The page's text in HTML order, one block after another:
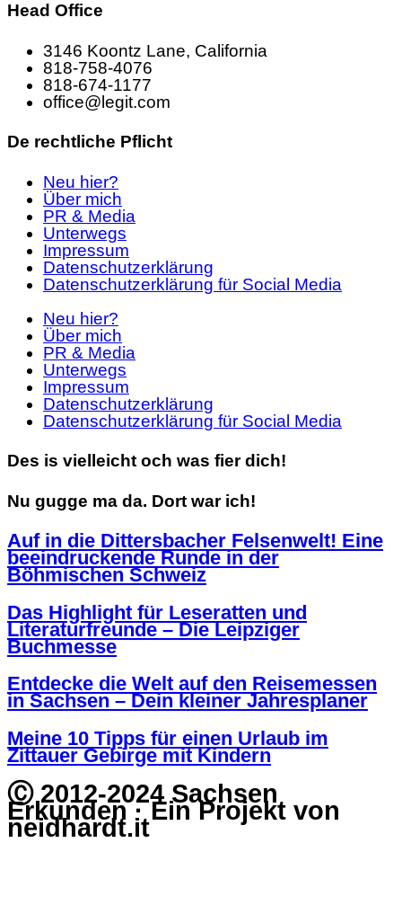
Head Office
3146 Koontz Lane, California
818-758-4076
818-674-1177
office@legit.com
De rechtliche Pflicht
Neu hier?
Über mich
PR & Media
Unterwegs
Impressum
Datenschutzerklärung
Datenschutzerklärung für Social Media
Neu hier?
Über mich
PR & Media
Unterwegs
Impressum
Datenschutzerklärung
Datenschutzerklärung für Social Media
Des is vielleicht och was fier dich!
Nu gugge ma da. Dort war ich!
Auf in die Dittersbacher Felsenwelt! Eine
beeindruckende Runde in der
Böhmischen Schweiz
Das Highlight für Leseratten und
Literaturfreunde – Die Leipziger
Buchmesse
Entdecke die Welt auf den Reisemessen
in Sachsen – Dein kleiner Jahresplaner
Meine 10 Tipps für einen Urlaub im
Zittauer Gebirge mit Kindern
Ⓒ 2012-2024 Sachsen
Erkunden · Ein Projekt von
neidhardt.it